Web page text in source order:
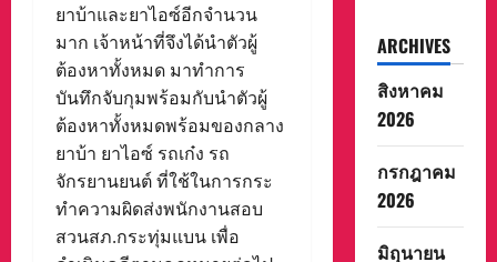
ยาบ้าและยาไอซ์อีกจำนวน
มาก เจ้าหน้าที่จึงได้นำตัวผู้
ต้องหาทั้งหมด มาทำการ
บันทึกจับกุมพร้อมกับนำตัวผู้
ต้องหาทั้งหมดพร้อมของกลาง
ยาบ้า ยาไอซ์ รถเก๋ง รถ
จักรยานยนต์ ที่ใช้ในการกระ
ทำความผิดส่งพนักงานสอบ
สวนสภ.กระทุ่มแบน เพื่อ
ARCHIVES
สิงหาคม
2026
กรกฎาคม
2026
มิถุนายน